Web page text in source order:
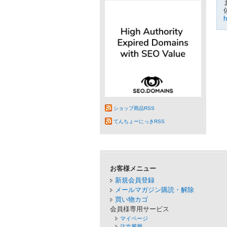
ショップ商品RSS
てんちょーにっきRSS
お客様メニュー
新規会員登録
メールマガジン購読・解除
買い物カゴ
会員様専用サービス
マイページ